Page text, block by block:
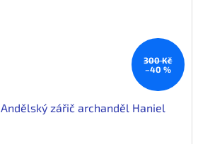
300 Kč
–40 %
Andělský zářič archanděl Haniel